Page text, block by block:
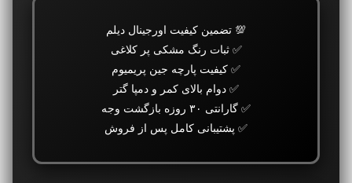
💯 تضمین کیفیت اورجینال دیلم
✅ ثبات رنگ مشکی پر کلاغی
✅ کیفیت پارچه جین پریمیوم
✅ دوام بالای کمر و دمپا گتر
✅ گارانتی ۳۰ روزه بازگشت وجه
✅ پشتیبانی کامل پس از فروش